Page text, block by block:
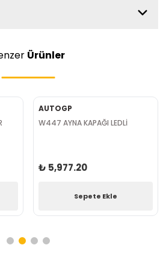
Ürünler
AUTOGP
W447 AYNA KAPAĞI LEDLİ
₺ 5,977.20
Sepete Ekle